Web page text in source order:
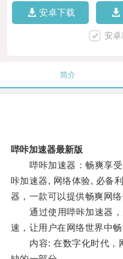
安卓下载
安卓
简介
哔咔加速器最新版
哔咔加速器：畅爽享受
咔加速器, 网络体验, 必备
器，一款可以提供畅爽网络
通过使用哔咔加速器，
速，让用户在网络世界中畅
内容: 在数字化时代，